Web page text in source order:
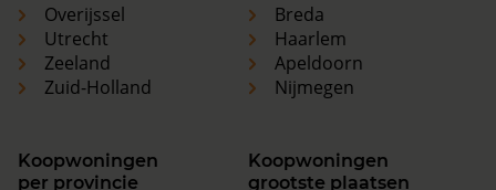
Overijssel
Utrecht
Zeeland
Zuid-Holland
Breda
Haarlem
Apeldoorn
Nijmegen
Koopwoningen
per provincie
Koopwoningen
grootste plaatsen